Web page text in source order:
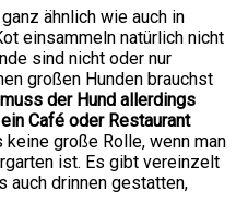
ähnlich wie auch in
einsammeln natürlich nicht
sind nicht oder nur
großen Hunden brauchst
der Hund allerdings
Café oder Restaurant
große Rolle, wenn man
ist. Es gibt vereinzelt
auch drinnen gestatten,